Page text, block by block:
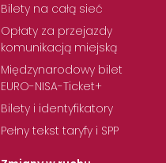
Bilety na całą sieć
Opłaty za przejazdy
komunikacją miejską
Międzynarodowy bilet
EURO-NISA-Ticket+
Bilety i identyfikatory
Pełny tekst taryfy i SPP